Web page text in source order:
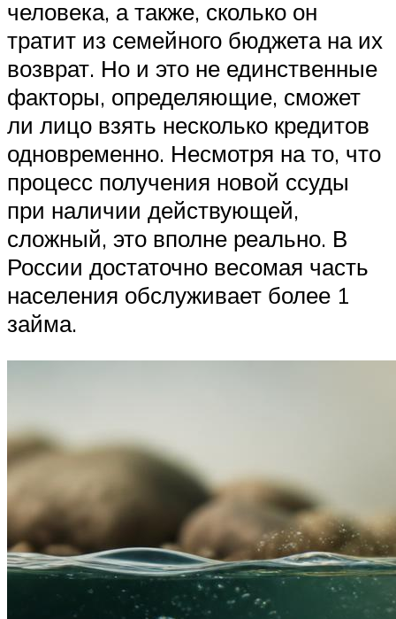
человека, а также, сколько он
тратит из семейного бюджета на их
возврат. Но и это не единственные
факторы, определяющие, сможет
ли лицо взять несколько кредитов
одновременно. Несмотря на то, что
процесс получения новой ссуды
при наличии действующей,
сложный, это вполне реально. В
России достаточно весомая часть
населения обслуживает более 1
займа.